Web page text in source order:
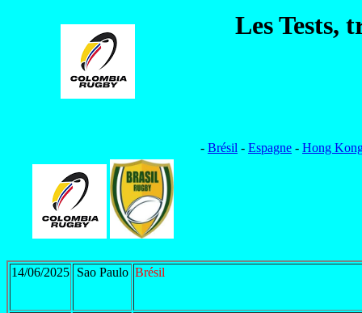
Les Tests,
- Brésil - Espagne - Hong
14/06/2025 Sao Paulo Brésil